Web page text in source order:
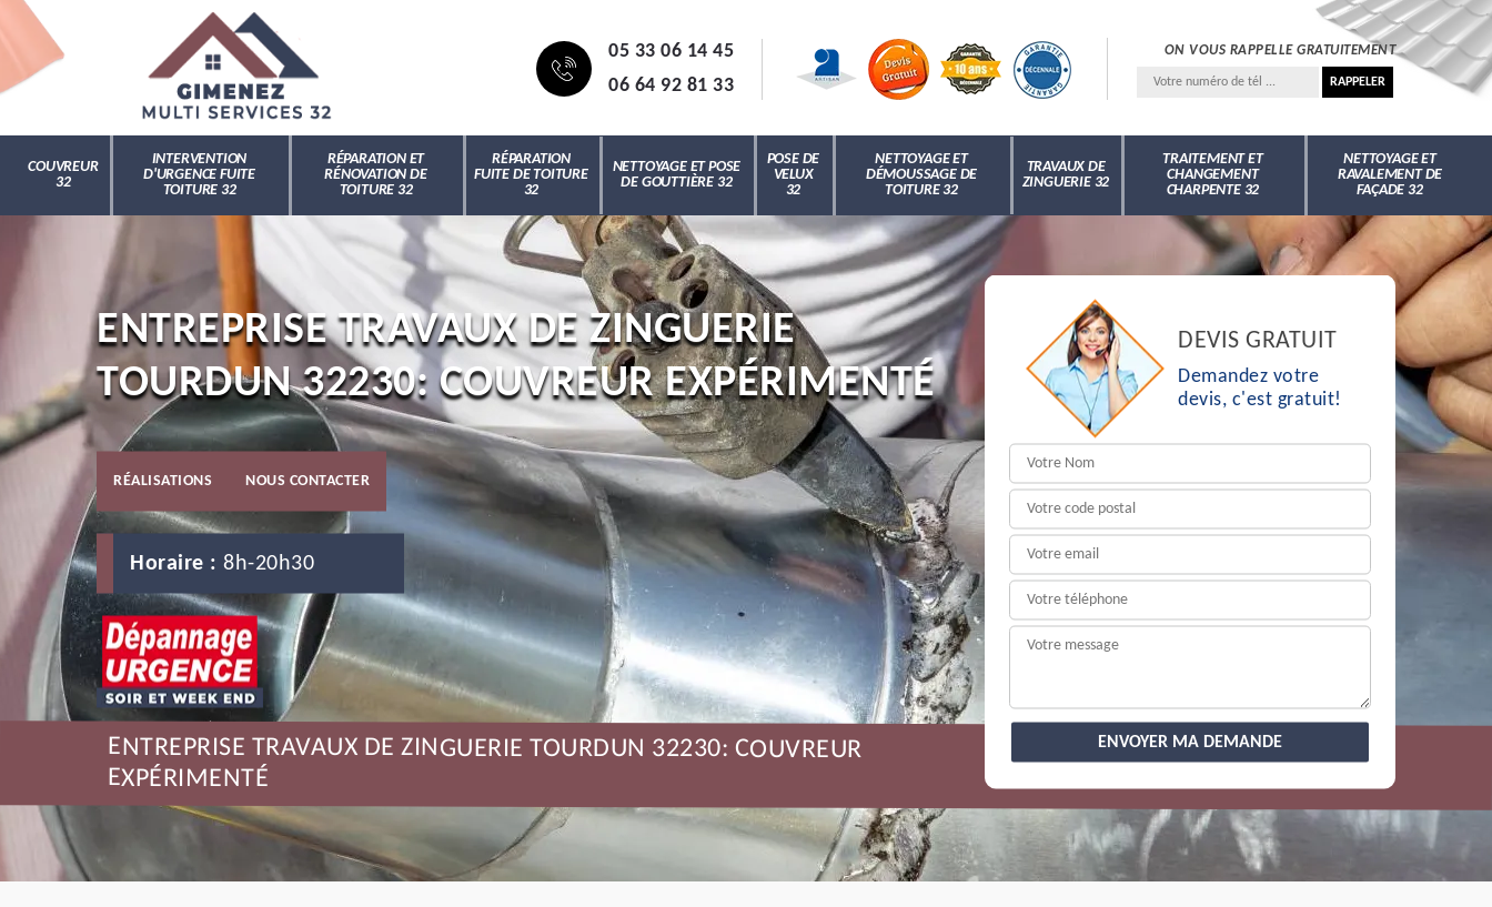
05 33 06 14 45
06 64 92 81 33
ON VOUS RAPPELLE GRATUITEMENT
COUVREUR
32
INTERVENTION
D'URGENCE FUITE
TOITURE 32
RÉPARATION ET
RÉNOVATION DE
TOITURE 32
RÉPARATION
FUITE DE TOITURE
32
NETTOYAGE ET POSE
DE GOUTTIÈRE 32
POSE DE
VELUX
32
NETTOYAGE ET
DÉMOUSSAGE DE
TOITURE 32
TRAVAUX DE
ZINGUERIE 32
TRAITEMENT ET
CHANGEMENT
CHARPENTE 32
NETTOYAGE ET
RAVALEMENT DE
FAÇADE 32
ENTREPRISE TRAVAUX DE ZINGUERIE
TOURDUN 32230: COUVREUR EXPÉRIMENTÉ
RÉALISATIONS NOUS CONTACTER
Horaire : 8h-20h30
DEVIS GRATUIT
Demandez votre
devis, c'est gratuit!
ENTREPRISE TRAVAUX DE ZINGUERIE TOURDUN 32230: COUVREUR
EXPÉRIMENTÉ